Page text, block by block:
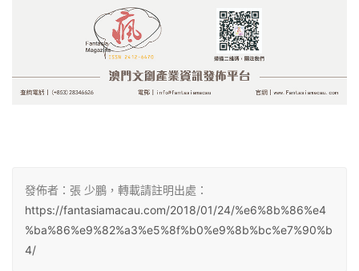
發佈者：張 少鵬，轉載請註明出處：
https://fantasiamacau.com/2018/01/24/%e6%8b%86%e4
%ba%86%e9%82%a3%e5%8f%b0%e9%8b%bc%e7%90%b
4/